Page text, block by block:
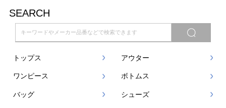
SEARCH
トップス アウター
ワンピース ボトムス
バッグ シューズ